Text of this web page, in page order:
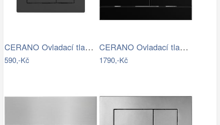
CERANO Ovladací tlačítko WC modulů Lite…
590,-Kč
CERANO Ovladací tlačítko WC modulů Lite…
1790,-Kč